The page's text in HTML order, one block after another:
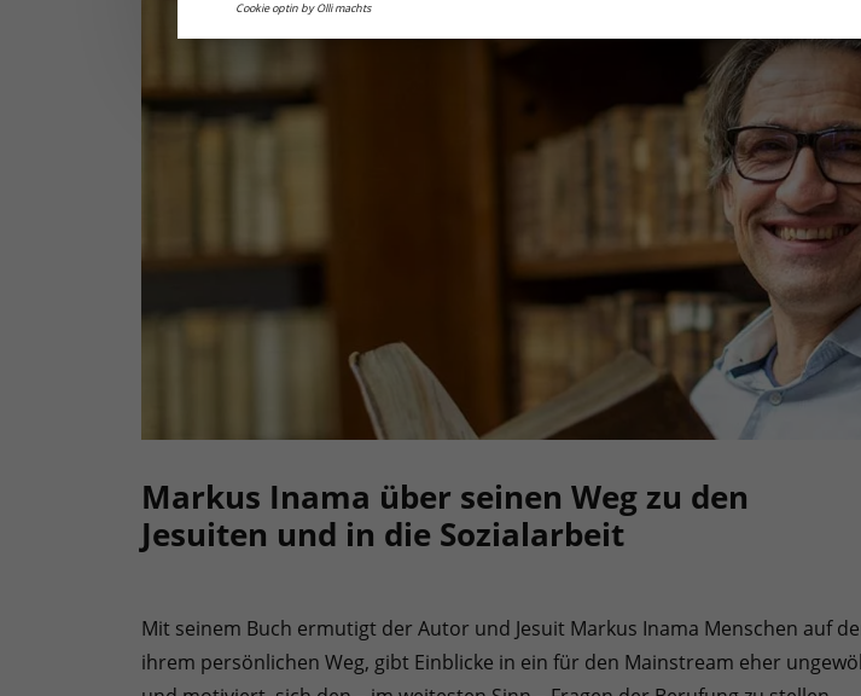
Markus Inama über seinen Weg zu den
Jesuiten und in die Sozialarbeit
Mit seinem Buch ermutigt der Autor und Jesuit Markus Inama Menschen auf
ihrem persönlichen Weg, gibt Einblicke in ein für den Mainstream eher
Cookie optin by Olli machts